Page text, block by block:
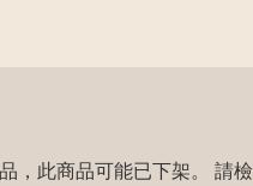
，此商品可能已下架。 請